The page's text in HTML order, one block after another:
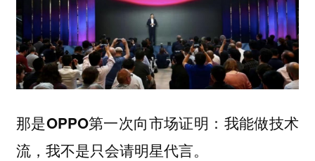
那是OPPO第一次向市场证明：我能做技术
流，我不是只会请明星代言。